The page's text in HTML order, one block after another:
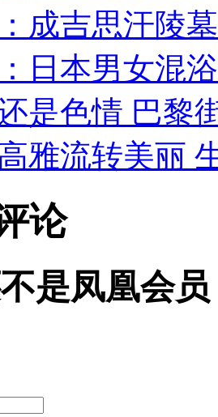
成吉思汗陵
日本男女混
是色情 巴黎
雅流转美丽
论
是凤凰会